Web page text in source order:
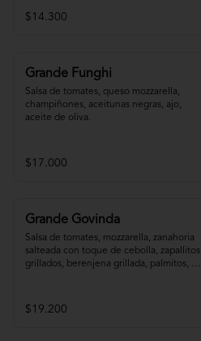
$14.300
Grande Funghi
Salsa de tomates, queso mozzarella,
champiñones, aceitunas negras, ajo,
aceite de oliva.
$17.000
Grande Govinda
Salsa de tomates, mozzarella, zanahoria
salteada con toque de cebolla, zapallitos
grillados, berenjena grillada, palmitos,
$19.200